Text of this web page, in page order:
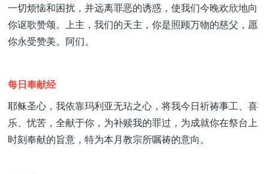
一切烦恼和困扰，并远离罪恶的诱惑，使我们今晚欢欣地向
你讴歌赞颂。上主，我们的天主，你是照顾万物的慈父，愿
你永受赞美。阿们。
每日奉献经
耶稣圣心，我依靠玛利亚无玷之心，将我今日祈祷事工、喜
乐、忧苦，全献于你，为补赎我的罪过，为成就你在祭台上
时刻奉献的旨意，特为本月教宗所嘱祷的意向。